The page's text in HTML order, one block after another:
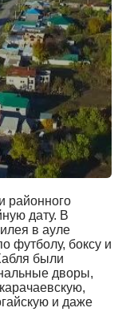
районного
дату. В
в ауле
футболу, боксу и
были
дворы,
и даже